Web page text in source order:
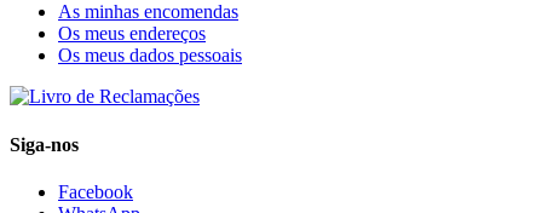
As minhas encomendas
Os meus endereços
Os meus dados pessoais
Siga-nos
Facebook